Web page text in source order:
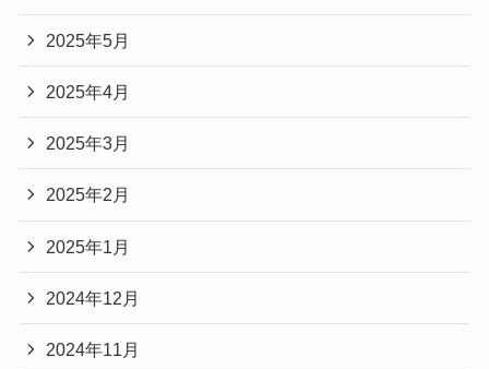
2025年5月
2025年4月
2025年3月
2025年2月
2025年1月
2024年12月
2024年11月